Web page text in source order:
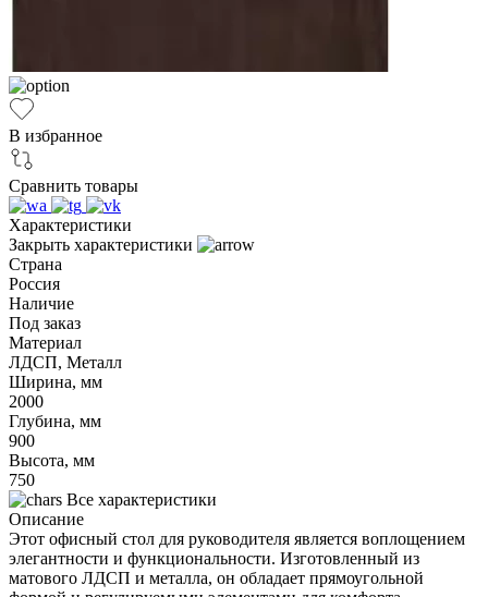
В избранное
Сравнить товары
Характеристики
Закрыть характеристики
Страна
Россия
Наличие
Под заказ
Материал
ЛДСП, Металл
Ширина, мм
2000
Глубина, мм
900
Высота, мм
750
Все характеристики
Описание
Этот офисный стол для руководителя является воплощением
элегантности и функциональности. Изготовленный из
матового ЛДСП и металла, он обладает прямоугольной